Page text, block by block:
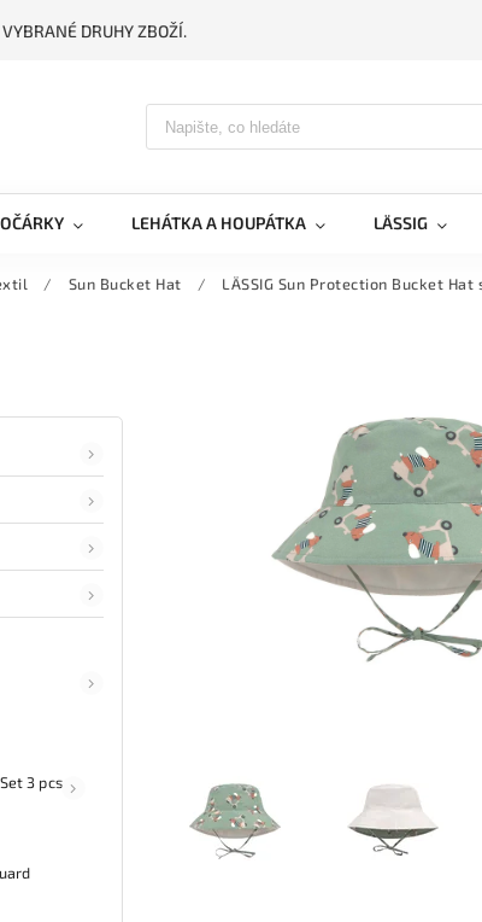
DRUHY ZBOŽÍ.
LEHÁTKA A HOUPÁTKA LÄSSIG
/ Sun Bucket Hat / LÄSSIG Sun Protection Bucket
3 pcs